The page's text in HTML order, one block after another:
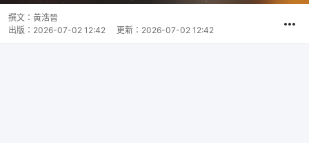
撰文： 黃浩晉
出版： 2026-07-02 12:42 更新： 2026-07-02 12:42